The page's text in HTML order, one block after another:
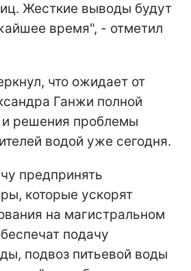
Жесткие выводы будут
время", - отметил
что ожидает от
Ганжи полной
и решения проблемы
водой уже сегодня.
предпринять
которые ускорят
на магистральном
подачу
подвоз питьевой воды